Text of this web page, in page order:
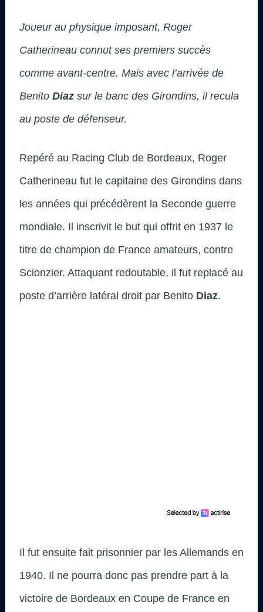
Joueur au physique imposant, Roger
Catherineau connut ses premiers succès
comme avant-centre. Mais avec l’arrivée de
Benito Diaz sur le banc des Girondins, il recula
au poste de défenseur.
Repéré au Racing Club de Bordeaux, Roger
Catherineau fut le capitaine des Girondins dans
les années qui précédèrent la Seconde guerre
mondiale. Il inscrivit le but qui offrit en 1937 le
titre de champion de France amateurs, contre
Scionzier. Attaquant redoutable, il fut replacé au
poste d’arrière latéral droit par Benito Diaz.
Il fut ensuite fait prisonnier par les Allemands en
1940. Il ne pourra donc pas prendre part à la
victoire de Bordeaux en Coupe de France en